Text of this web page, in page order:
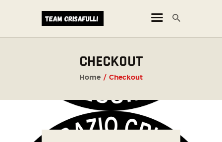
CHECKOUT
Home Checkout
ORARI